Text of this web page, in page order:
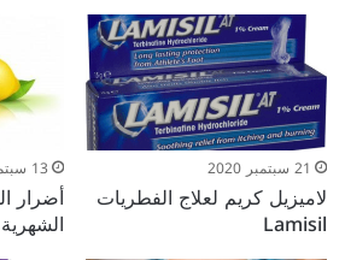
21 سبتمبر 2020
لاميزيل كريم لعلاج الفطريات
Lamisil
13 سبتمبر 2020
أضرار
الشهرية